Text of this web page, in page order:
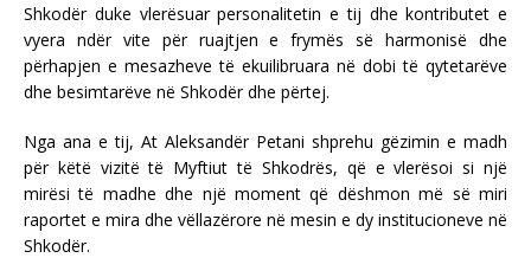
Shkodër duke vlerësuar personalitetin e tij dhe kontributet e
vyera ndër vite për ruajtjen e frymës së harmonisë dhe
përhapjen e mesazheve të ekuilibruara në dobi të qytetarëve
dhe besimtarëve në Shkodër dhe përtej.
Nga ana e tij, At Aleksandër Petani shprehu gëzimin e madh
për këtë vizitë të Myftiut të Shkodrës, që e vlerësoi si një
mirësi të madhe dhe një moment që dëshmon më së miri
raportet e mira dhe vëllazërore në mesin e dy institucioneve në
Shkodër.